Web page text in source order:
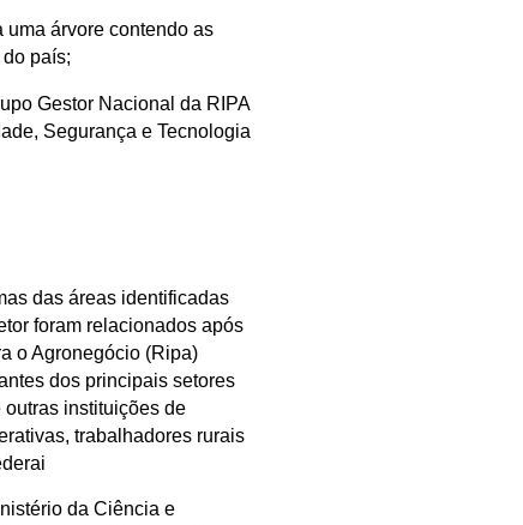
árvore contendo as
país;
Gestor Nacional da RIPA
Segurança e Tecnologia
das áreas identificadas
foram relacionados após
o Agronegócio (Ripa)
dos principais setores
instituições de
trabalhadores rurais
da Ciência e